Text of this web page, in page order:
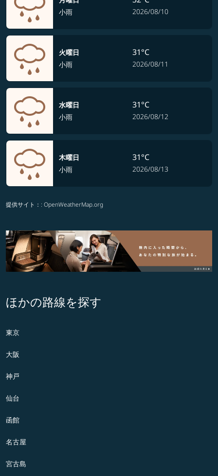
小雨
2026/08/10
火曜日
小雨
31°C
2026/08/11
水曜日
小雨
31°C
2026/08/12
木曜日
小雨
31°C
2026/08/13
提供サイト： : OpenWeatherMap.org
ほかの路線を探す
東京
大阪
神戸
仙台
函館
名古屋
宮古島